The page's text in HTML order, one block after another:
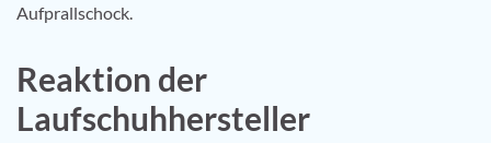
Aufprallschock.
Reaktion der
Laufschuhhersteller